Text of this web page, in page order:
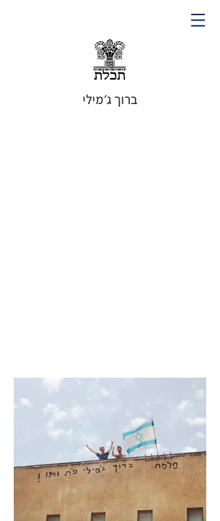
ברוך ג׳מילי